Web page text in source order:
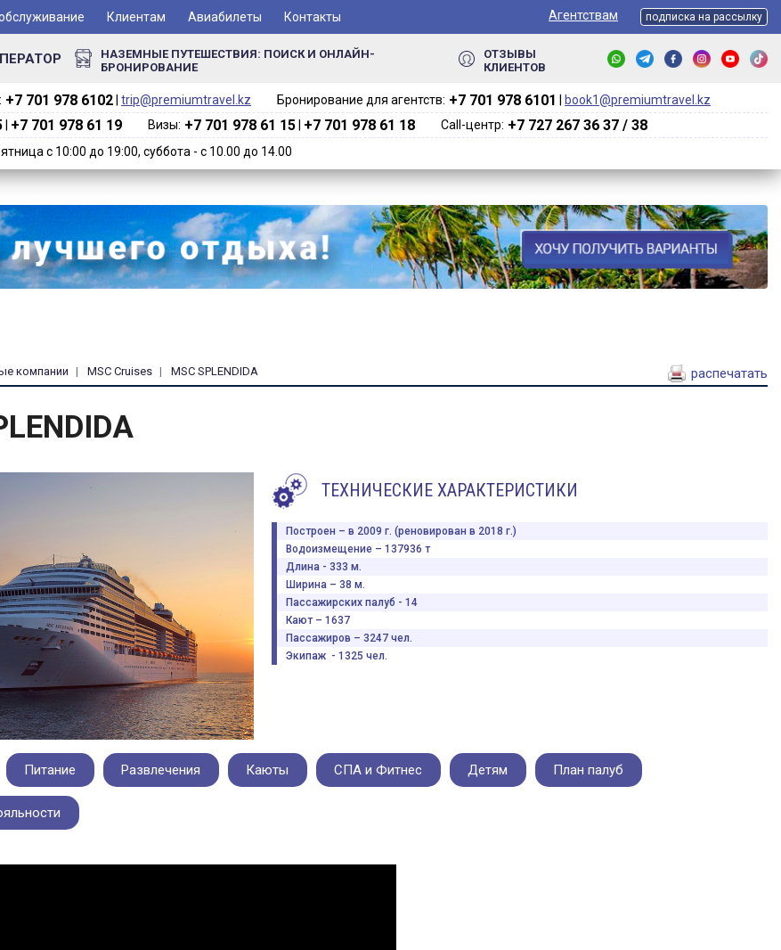
Клиентам Авиабилеты Контакты Агентствам подписка на рассылку
НАЗЕМНЫЕ ПУТЕШЕСТВИЯ: ПОИСК И ОНЛАЙН-
БРОНИРОВАНИЕ
ОТЗЫВЫ
КЛИЕНТОВ
+7 701 978 6102‬ trip@premiumtravel.kz Бронирование для агентств: +7 701 978 6101‬
book1@premiumtravel.kz
+7 701 978 61 19 Визы: +7 701 978 61 15 +7 701 978 61 18 Call-центр: +7 727 267 36 37 / 38
с 10:00 до 19:00, суббота - с 10.00 до 14.00
компании MSC Cruises MSC SPLENDIDA распечатать
ТЕХНИЧЕСКИЕ ХАРАКТЕРИСТИКИ
Построен – в 2009 г. (реновирован в 2018 г.)
Водоизмещение – 137936 т
Длина - 333 м.
Ширина – 38 м.
Пассажирских палуб - 14
Кают – 1637
Пассажиров – 3247 чел.
Экипаж - 1325 чел.
Питание Развлечения Каюты СПА и Фитнес Детям План палуб